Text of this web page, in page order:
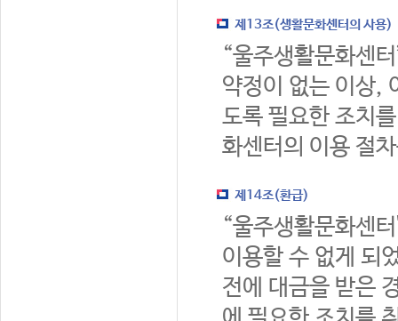
제13조(생활문화센터의 사용)
“울주생활문화센
약정이 없는 이상,
도록 필요한 조치
화센터의 이용 절
제14조(환급)
“울주생활문화센
이용할 수 없게 되
전에 대금을 받은